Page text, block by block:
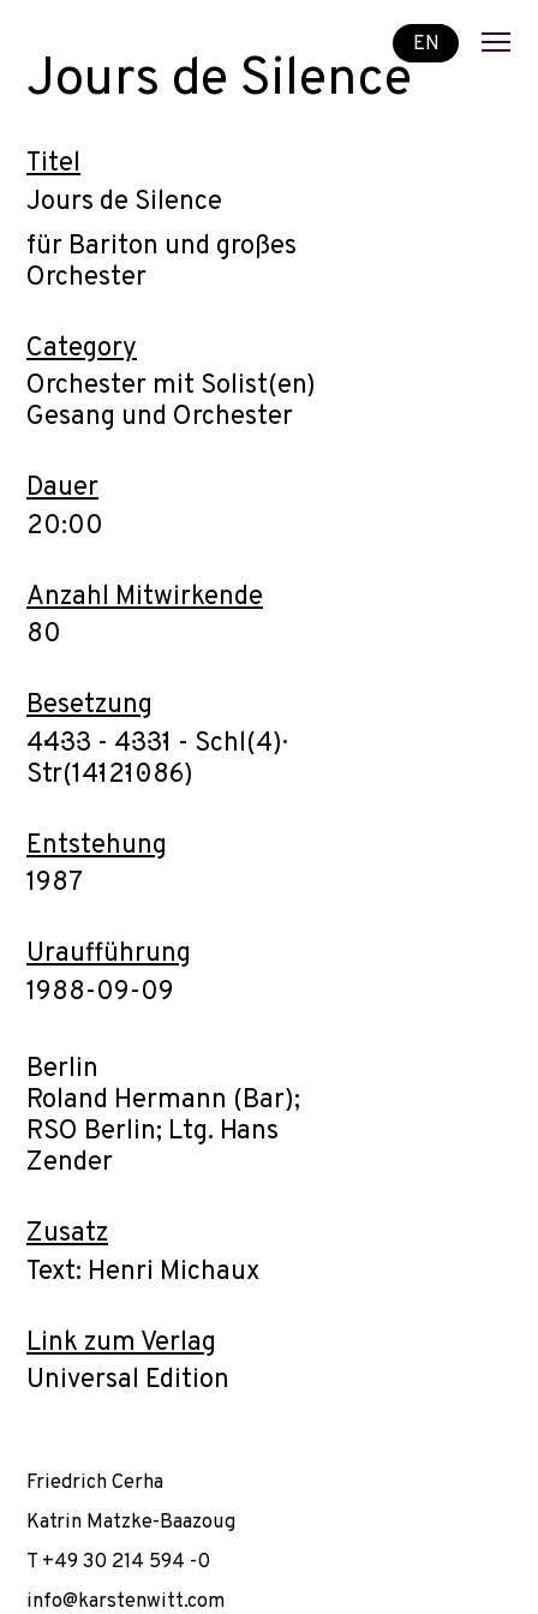
EN
Jours de Silence
Titel
Jours de Silence
für Bariton und großes
Orchester
Category
Orchester mit Solist(en)
Gesang und Orchester
Dauer
20:00
Anzahl Mitwirkende
80
Besetzung
4·4·3·3 - 4·3·3·1 - Schl(4)·
Str(14·12·10·8·6)
Entstehung
1987
Uraufführung
1988-09-09
Berlin
Roland Hermann (Bar);
RSO Berlin; Ltg. Hans
Zender
Zusatz
Text: Henri Michaux
Link zum Verlag
Universal Edition
Friedrich Cerha
Katrin Matzke-Baazoug
T +49 30 214 594 -0
info@karstenwitt.com